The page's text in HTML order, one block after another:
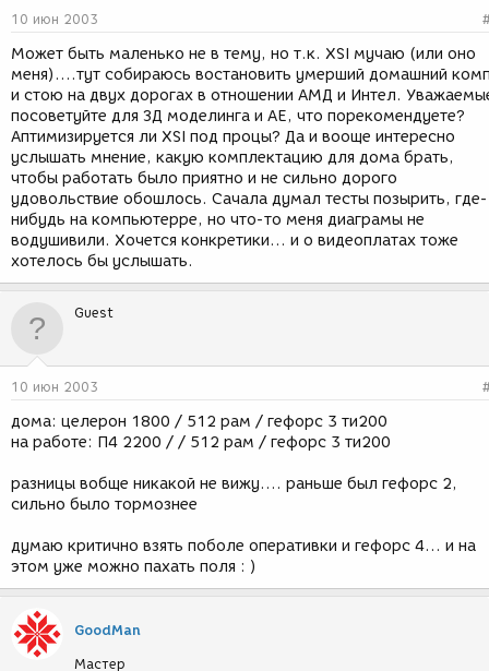
м
д
н
я
10 июн 2003
Может быть маленько не в тему, но т.к. XSI мучаю (или оно
меня)....тут собираюсь востановить умерший домашний
и стою на двух дорогах в отношении АМД и Интел.
посоветуйте для ЗД моделинга и АЕ, что порекомендуете?
Аптимизируется ли XSI под процы? Да и вооще интересно
услышать мнение, какую комплектацию для дома брать,
чтобы работать было приятно и не сильно дорого
удовольствие обошлось. Сачала думал тесты позырить, где-
нибудь на компьютерре, но что-то меня диаграмы не
водушивили. Хочется конкретики... и о видеоплатах тоже
хотелось бы услышать.
Guest
10 июн 2003
дома: целерон 1800 / 512 рам / гефорс 3 ти200
на работе: П4 2200 / / 512 рам / гефорс 3 ти200
разницы вобще никакой не вижу.... раньше был гефорс 2,
сильно было тормознее
думаю критично взять поболе оперативки и гефорс 4... и на
этом уже можно пахать поля : )
GoodMan
Мастер